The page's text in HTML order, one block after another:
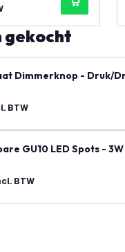
gekocht
Dimmerknop - Druk/
BTW
GU10 LED Spots -
BTW